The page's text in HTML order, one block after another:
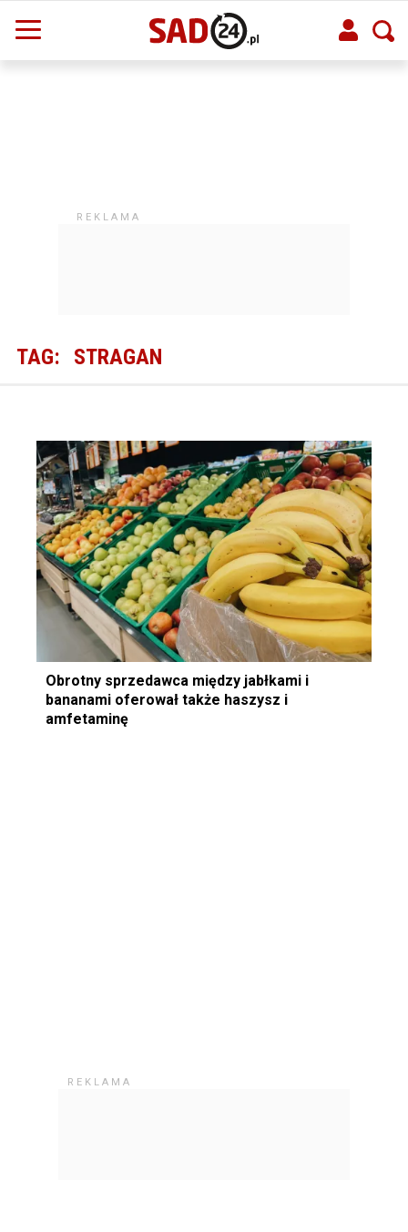
TAG: STRAGAN
Obrotny sprzedawca między jabłkami i
bananami oferował także haszysz i
amfetaminę